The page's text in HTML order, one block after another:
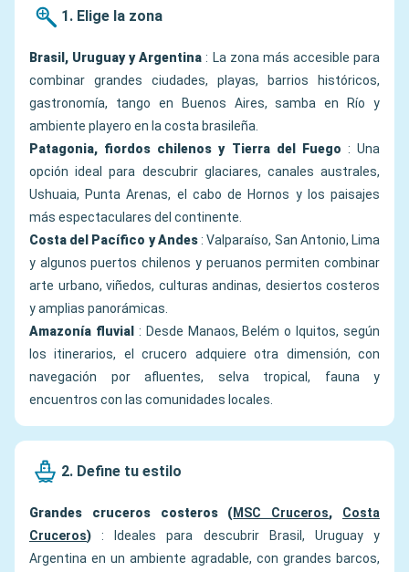
1. Elige la zona
Brasil, Uruguay y Argentina : La zona más accesible para
combinar grandes ciudades, playas, barrios históricos,
gastronomía, tango en Buenos Aires, samba en Río y
ambiente playero en la costa brasileña.
Patagonia, fiordos chilenos y Tierra del Fuego : Una
opción ideal para descubrir glaciares, canales australes,
Ushuaia, Punta Arenas, el cabo de Hornos y los paisajes
más espectaculares del continente.
Costa del Pacífico y Andes: Valparaíso, San Antonio, Lima
y algunos puertos chilenos y peruanos permiten combinar
arte urbano, viñedos, culturas andinas, desiertos costeros
y amplias panorámicas.
Amazonía fluvial : Desde Manaos, Belém o Iquitos, según
los itinerarios, el crucero adquiere otra dimensión, con
navegación por afluentes, selva tropical, fauna y
encuentros con las comunidades locales.
2. Define tu estilo
Grandes cruceros costeros (MSC Cruceros, Costa
Cruceros) : Ideales para descubrir Brasil, Uruguay y
Argentina en un ambiente agradable, con grandes barcos,